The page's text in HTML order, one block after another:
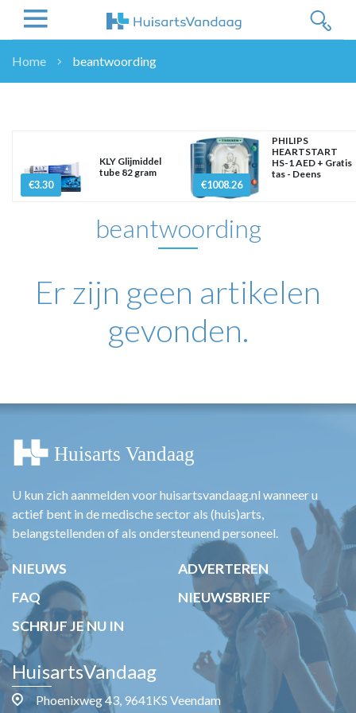
WETENSCHAP
ZORGVERZEKERAARS
NASCHOLINGEN
NHG
LHV
OPINIE
TARIEVEN
MEDISCHE VAKHANDEL
REGISTRATIE
Home beantwoording
€3.30
KLY Glijmiddel
tube 82 gram
€1008.26
PHILIPS
HEARTSTART
HS-1 AED + Gratis
tas - Deens
beantwoording
Er zijn geen artikelen
gevonden.
U kun zich aanmelden voor huisartsvandaag.nl wanneer u
actief bent in de medische sector als (huis)arts,
belangstellenden of als ondersteunend personeel.
NIEUWS
ADVERTEREN
FAQ
NIEUWSBRIEF
SCHRIJF JE NU IN
HuisartsVandaag
Phoenixweg 43, 9641KS Veendam